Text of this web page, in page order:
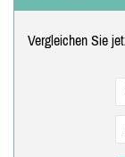
Vergleichen Sie